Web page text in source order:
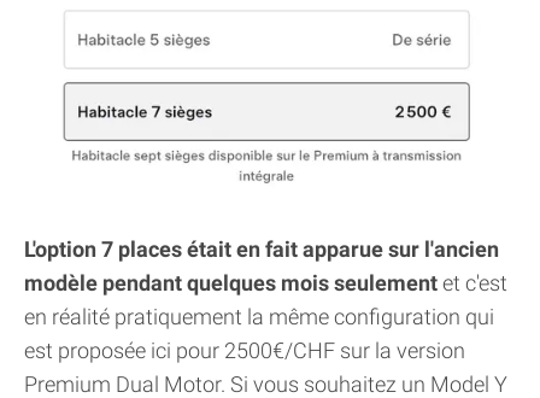
L'option 7 places était en fait apparue sur l'ancien
modèle pendant quelques mois seulementet c'est
en réalité pratiquement la même configuration qui
est proposée ici pour 2500€/CHF sur la version
Premium Dual Motor. Si vous souhaitez un Model Y